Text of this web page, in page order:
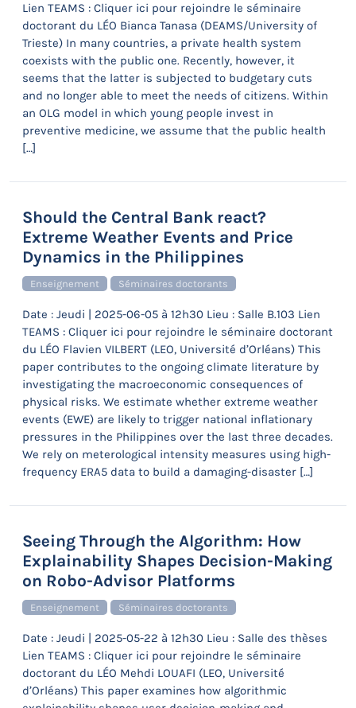
Lien TEAMS : Cliquer ici pour rejoindre le séminaire
doctorant du LÉO Bianca Tanasa (DEAMS/University of
Trieste) In many countries, a private health system
coexists with the public one. Recently, however, it
seems that the latter is subjected to budgetary cuts
and no longer able to meet the needs of citizens. Within
an OLG model in which young people invest in
preventive medicine, we assume that the public health
[…]
Should the Central Bank react?
Extreme Weather Events and Price
Dynamics in the Philippines
Enseignement Séminaires doctorants
Date : Jeudi | 2025-06-05 à 12h30 Lieu : Salle B.103 Lien
TEAMS : Cliquer ici pour rejoindre le séminaire doctorant
du LÉO Flavien VILBERT (LEO, Université d’Orléans) This
paper contributes to the ongoing climate literature by
investigating the macroeconomic consequences of
physical risks. We estimate whether extreme weather
events (EWE) are likely to trigger national inflationary
pressures in the Philippines over the last three decades.
We rely on meterological intensity measures using high-
frequency ERA5 data to build a damaging-disaster […]
Seeing Through the Algorithm: How
Explainability Shapes Decision-Making
on Robo-Advisor Platforms
Enseignement Séminaires doctorants
Date : Jeudi | 2025-05-22 à 12h30 Lieu : Salle des thèses
Lien TEAMS : Cliquer ici pour rejoindre le séminaire
doctorant du LÉO Mehdi LOUAFI (LEO, Université
d’Orléans) This paper examines how algorithmic